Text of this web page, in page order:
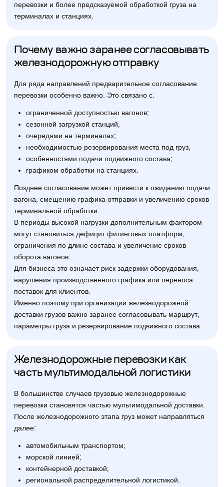
перевозки и более предсказуемой обработкой груза на
терминалах и станциях.
Почему важно заранее согласовывать
железнодорожную отправку
Для ряда направлений предварительное согласование
перевозки особенно важно. Это связано с:
ограниченной доступностью вагонов;
сезонной загрузкой станций;
очередями на терминалах;
необходимостью резервирования места под груз;
особенностями подачи подвижного состава;
графиком обработки на станциях.
Позднее согласование может привести к ожиданию подачи
вагона, смещению графика отправки и увеличению сроков
терминальной обработки.
В периоды высокой нагрузки дополнительным фактором
могут становиться дефицит фитинговых платформ,
ограничения по длине состава и увеличение сроков
оборота вагонов.
Для бизнеса это означает риск задержки оборудования,
нарушения производственного графика или переноса
поставок для клиентов.
Именно поэтому при организации железнодорожной
доставки грузов важно заранее согласовывать маршрут,
параметры груза и резервирование подвижного состава.
Железнодорожные перевозки как
часть мультимодальной логистики
В большинстве случаев грузовые железнодорожные
перевозки становятся частью мультимодальной доставки.
После железнодорожного этапа груз может направляться
далее:
автомобильным транспортом;
морской линией;
контейнерной доставкой;
региональной распределительной логистикой.